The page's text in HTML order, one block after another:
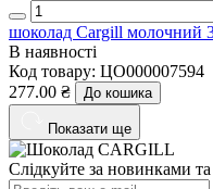
шоколад Cargill молочний
В наявності
Код товару: ЦО000007594
277.00 ₴
До кошика
Показати ще
Слідкуйте за новинками